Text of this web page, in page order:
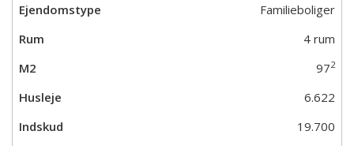
Familieboliger
4 rum
972
6.622
19.700